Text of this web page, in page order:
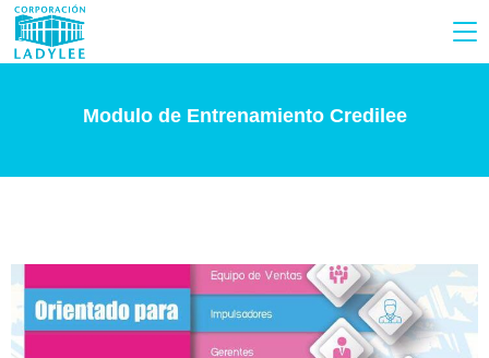
Modulo de Entrenamiento Credilee